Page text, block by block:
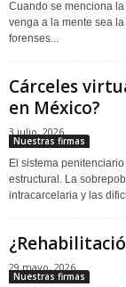
Cuando se menciona
venga a la mente sea
forenses...
Cárceles
en México?
3 julio, 2026
Nuestras firmas
El sistema
estructural. La
intracarcelaria y las
29 mayo, 2026
Nuestras firmas